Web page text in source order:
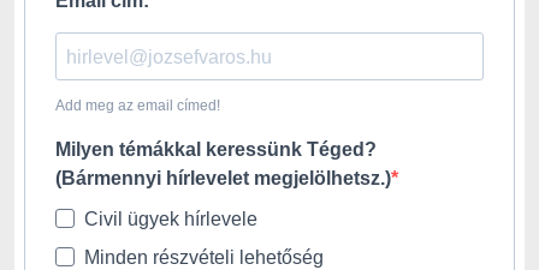
Add meg az email címed!
Milyen témákkal keressünk Téged?
(Bármennyi hírlevelet megjelölhetsz.)
Civil ügyek hírlevele
Minden részvételi lehetőség